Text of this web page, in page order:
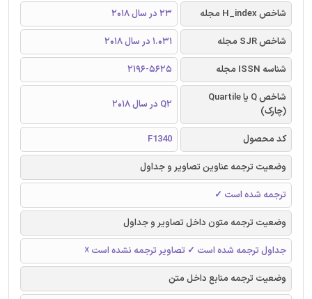
شاخص H_index مجله
23 در سال 2018
شاخص SJR مجله
1.031 در سال 2018
شناسه ISSN مجله
2196-5625
شاخص Q یا Quartile
(چارک)
Q2 در سال 2018
کد محصول
F1340
وضعیت ترجمه عناوین تصاویر و جداول
ترجمه شده است ✓
وضعیت ترجمه متون داخل تصاویر و جداول
جداول ترجمه شده است ✓ تصاویر ترجمه نشده است ☓
وضعیت ترجمه منابع داخل متن